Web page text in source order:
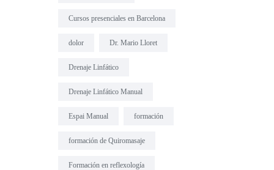
Cursos presenciales en Barcelona
dolor Dr. Mario Lloret
Drenaje Linfático
Drenaje Linfático Manual
Espai Manual formación
formación de Quiromasaje
Formación en reflexología